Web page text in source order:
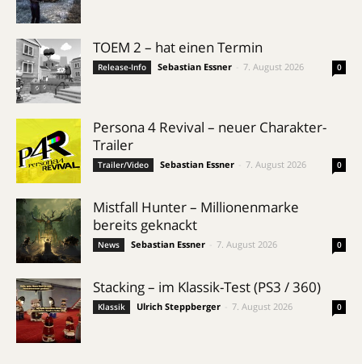
TOEM 2 – hat einen Termin
Release-Info Sebastian Essner 7. August 2026 0
Persona 4 Revival – neuer Charakter-
Trailer
Trailer/Video Sebastian Essner 7. August 2026 0
Mistfall Hunter – Millionenmarke
bereits geknackt
News Sebastian Essner 7. August 2026 0
Stacking – im Klassik-Test (PS3 / 360)
Klassik Ulrich Steppberger 7. August 2026 0